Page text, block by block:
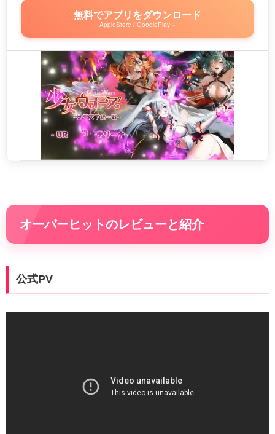
無料でアプリをダウンロード
AppleStore / GooglePlay »
オーバーヒットのレビューと紹介
公式PV